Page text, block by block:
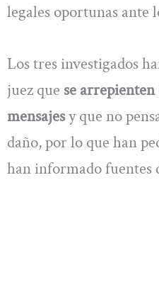
legales oportunas ante
Los tres investigados
juez que se
mensajesy que no
daño, por lo que han
han informado fuentes